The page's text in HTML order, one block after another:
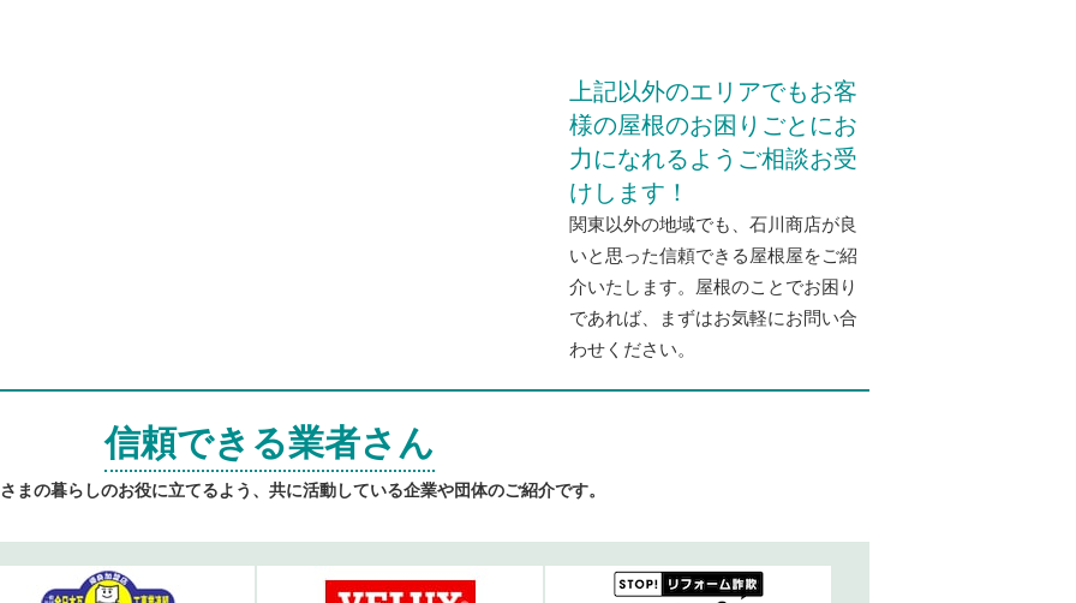
上記以外のエリアでもお客
様の屋根のお困りごとにお
力になれるようご相談お受
けします！
関東以外の地域でも、石川商店が良
いと思った信頼できる屋根屋をご紹
介いたします。屋根のことでお困り
であれば、まずはお気軽にお問い合
わせください。
信頼できる業者さん
まの暮らしのお役に立てるよう、共に活動している企業や団体のご紹介です。